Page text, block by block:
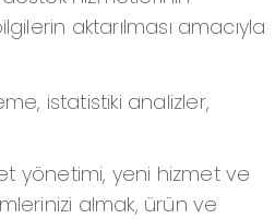
aktarılması amacıyla
istatistiki analizler,
yönetimi, yeni hizmet ve
almak, ürün ve